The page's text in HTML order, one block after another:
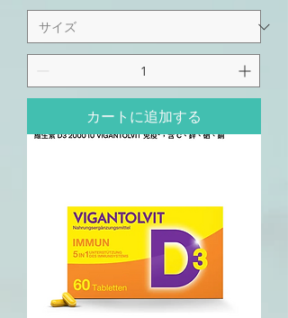
カートに追加する